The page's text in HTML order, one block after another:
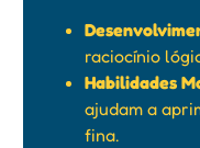
raciocínio
Habilidades
ajudam a
fina.